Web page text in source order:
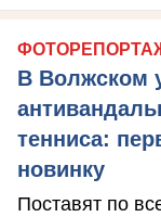
В Волжском
тенниса:
новинку
Поставят по